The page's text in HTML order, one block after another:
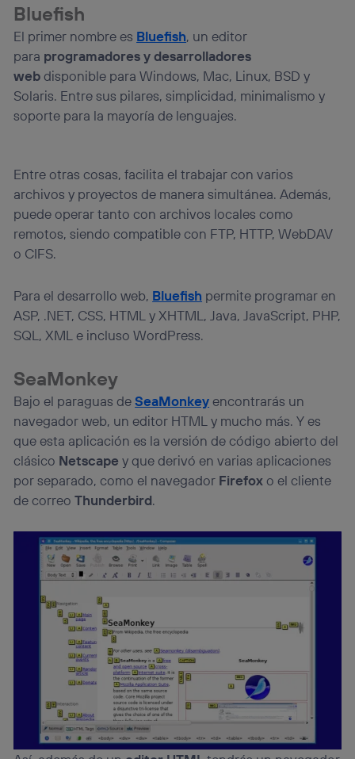
Bluefish
El primer nombre es Bluefish, un editor
para programadores y desarrolladores
webdisponible para Windows, Mac, Linux, BSD y
Solaris. Entre sus pilares, simplicidad, minimalismo y
soporte para la mayoría de lenguajes.
Entre otras cosas, facilita el trabajar con varios
archivos y proyectos de manera simultánea. Además,
puede operar tanto con archivos locales como
remotos, siendo compatible con FTP, HTTP, WebDAV
o CIFS.
Para el desarrollo web, Bluefish permite programar en
ASP, .NET, CSS, HTML y XHTML, Java, JavaScript, PHP,
SQL, XML e incluso WordPress.
SeaMonkey
Bajo el paraguas deSeaMonkeyencontrarás un
navegador web, un editor HTML y mucho más. Y es
que esta aplicación es la versión de código abierto del
clásico Netscape y que derivó en varias aplicaciones
por separado, como el navegador Firefoxo el cliente
de correoThunderbird.
“Administrar Utiq” en la parte inferior de esta página web o
visitando el
(“consenthub”). Para más información, consulta
la política de privacidad de Utiq.